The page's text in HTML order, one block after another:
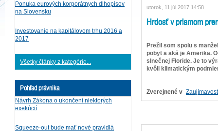
Ponuka eurových korporátnych dlhopisov
na Slovensku
Investovanie na kapitálovom trhu 2016 a
2017
Všetky články z kategórie...
Pohľad právnika
Návrh Zákona o ukončení niektorých
exekúcií
Squeeze-out bude mať nové pravidlá
utorok, 11 júl 2017 14:58
Hrdosť v priamom
Prežil som spolu s
pobyt a aká je Amerika.
slnečnej Floride. Je to
kvôli klimatickým
Zverejnené v